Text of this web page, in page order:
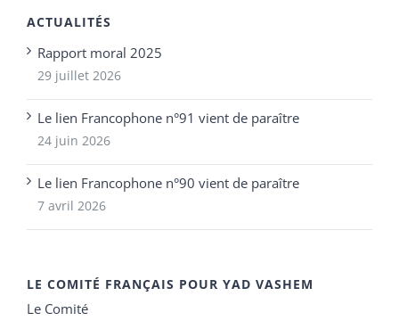
ACTUALITÉS
Rapport moral 2025
29 juillet 2026
Le lien Francophone n°91 vient de paraître
24 juin 2026
Le lien Francophone n°90 vient de paraître
7 avril 2026
LE COMITÉ FRANÇAIS POUR YAD VASHEM
Le Comité